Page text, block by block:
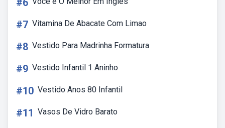
#6
#7 Vitamina De Abacate Com Limao
#8 Vestido Para Madrinha Formatura
#9 Vestido Infantil 1 Aninho
#10 Vestido Anos 80 Infantil
#11 Vasos De Vidro Barato